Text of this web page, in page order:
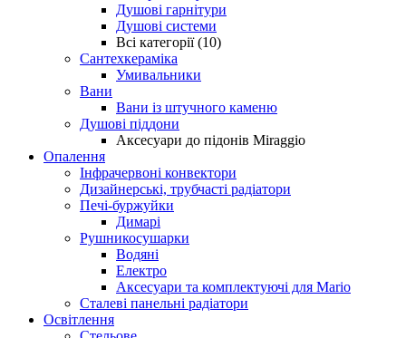
Душові гарнітури
Душові системи
Всі категорії (10)
Сантехкераміка
Умивальники
Вани
Вани із штучного каменю
Душові піддони
Аксесуари до підонів Miraggio
Опалення
Інфрачервоні конвектори
Дизайнерські, трубчасті радіатори
Печі-буржуйки
Димарі
Рушникосушарки
Водяні
Електро
Аксесуари та комплектуючі для Mario
Сталеві панельні радіатори
Освітлення